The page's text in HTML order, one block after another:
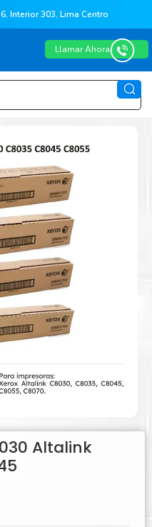
Interior 303, Lima Centro
Llamar Ahora
Altalink